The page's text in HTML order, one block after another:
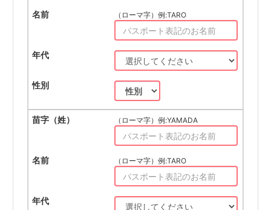
（ローマ字）例:TARO
（ローマ字）例:YAMADA
（ローマ字）例:TARO